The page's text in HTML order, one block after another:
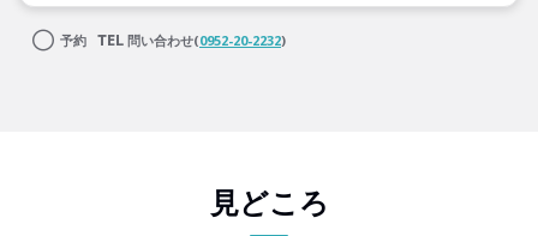
予約 問い合わせ(0952-20-2232)
見どころ